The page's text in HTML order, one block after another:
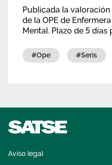
Transparencia
Servicios
Ventajas
Actualidad
Temas
Noticias
Publicaciones
Contáctanos
Publicada la
de la OPE de
Mental. Plazo de 5 días
obtenidas.
#ope #seris
Aviso legal